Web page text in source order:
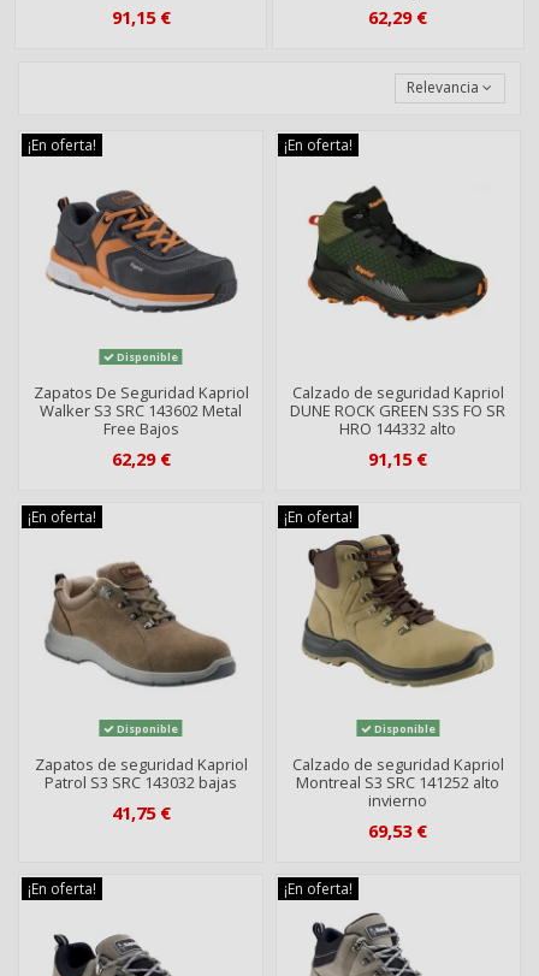
91,15 € 62,29 €
Relevancia
¡En oferta!
Disponible
Zapatos De Seguridad Kapriol
Walker S3 SRC 143602 Metal
Free Bajos
62,29 €
¡En oferta!
Calzado de seguridad Kapriol
DUNE ROCK GREEN S3S FO SR
HRO 144332 alto
91,15 €
¡En oferta!
Disponible
Zapatos de seguridad Kapriol
Patrol S3 SRC 143032 bajas
41,75 €
¡En oferta!
Disponible
Calzado de seguridad Kapriol
Montreal S3 SRC 141252 alto
invierno
69,53 €
¡En oferta! ¡En oferta!